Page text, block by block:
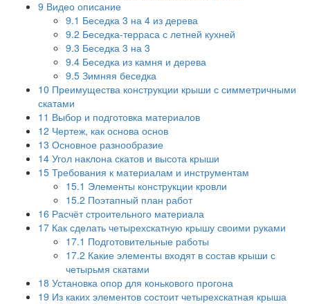
9 Видео описание
9.1 Беседка 3 на 4 из дерева
9.2 Беседка-терраса с летней кухней
9.3 Беседка 3 на 3
9.4 Беседка из камня и дерева
9.5 Зимняя беседка
10 Преимущества конструкции крыши с симметричными
скатами
11 Выбор и подготовка материалов
12 Чертеж, как основа основ
13 Основное разнообразие
14 Угол наклона скатов и высота крыши
15 Требования к материалам и инструментам
15.1 Элементы конструкции кровли
15.2 Поэтапный план работ
16 Расчёт строительного материала
17 Как сделать четырехскатную крышу своими руками
17.1 Подготовительные работы
17.2 Какие элементы входят в состав крыши с
четырьмя скатами
18 Установка опор для конькового прогона
19 Из каких элементов состоит четырехскатная крыша